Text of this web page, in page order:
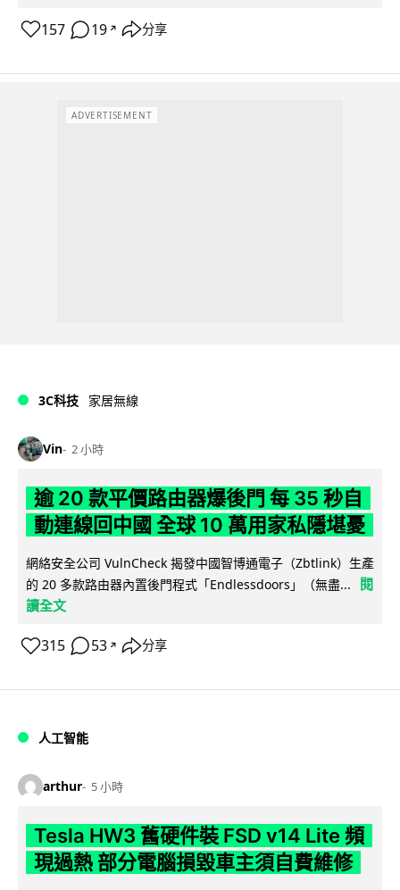
157 19 ↗ 分享
ADVERTISEMENT
3C科技 家居無線
Vin 2 小時
逾 20 款平價路由器爆後門 每 35 秒自
動連線回中國 全球 10 萬用家私隱堪憂
網絡安全公司 VulnCheck 揭發中國智博通電子（Zbtlink）生產
的 20 多款路由器內置後門程式「Endlessdoors」（無盡...
閱
讀全文
315 53 ↗ 分享
人工智能
arthur 5 小時
Tesla HW3 舊硬件裝 FSD v14 Lite 頻
現過熱 部分電腦損毀車主須自費維修